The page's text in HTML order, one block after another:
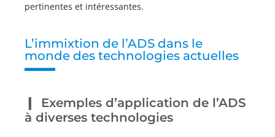
pertinentes et intéressantes.
L’immixtion de l’ADS dans le
monde des technologies actuelles
Exemples d’application de l’ADS
à diverses technologies